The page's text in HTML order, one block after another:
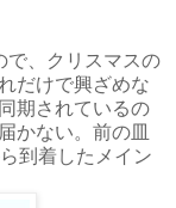
で、クリスマスの
だけで興ざめな
期されているの
かない。前の皿
到着したメイン